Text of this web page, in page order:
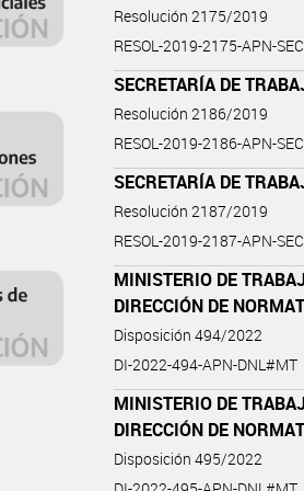
Resolución 2175/2019
RESOL-2019-2175-APN-
SECRETARÍA DE
Resolución 2186/2019
RESOL-2019-2186-APN-
SECRETARÍA DE
Resolución 2187/2019
RESOL-2019-2187-APN-
MINISTERIO DE
DIRECCIÓN DE
Disposición 494/2022
DI-2022-494-APN-DNL#MT
MINISTERIO DE
DIRECCIÓN DE
Disposición 495/2022